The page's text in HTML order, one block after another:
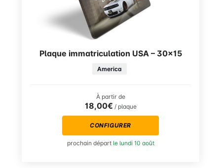
Plaque immatriculation USA – 30×15
America
À partir de
18,00€ / plaque
CONFIGURER
prochain départ le lundi 10 août